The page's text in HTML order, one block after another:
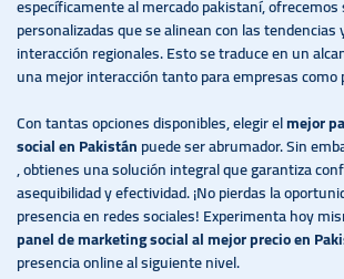
específicamente al mercado pakistaní, ofrecemos
personalizadas que se alinean con las tendencias
interacción regionales. Esto se traduce en un
una mejor interacción tanto para empresas como
Con tantas opciones disponibles, elegir elmejor
social en Pakistánpuede ser abrumador. Sin
, obtienes una solución integral que garantiza
asequibilidad y efectividad. ¡No pierdas la
presencia en redes sociales! Experimenta hoy
panel de marketing social al mejor precio en
presencia online al siguiente nivel.